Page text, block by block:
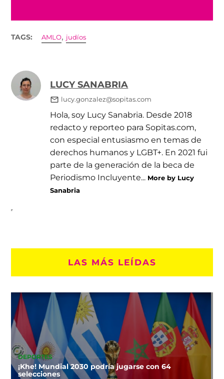
TAGS: AMLO, judíos
LUCY SANABRIA
lucy.gonzalez@sopitas.com
Hola, soy Lucy Sanabria. Desde 2018
redacto y reporteo para Sopitas.com,
con especial entusiasmo en temas de
derechos humanos y LGBT+. En 2021 fui
parte de la generación de la beca de
Periodismo Incluyente... More by Lucy
Sanabria
LAS MÁS LEÍDAS
DEPORTES
¡Khe! Mundial 2030 podría jugarse con 64
selecciones